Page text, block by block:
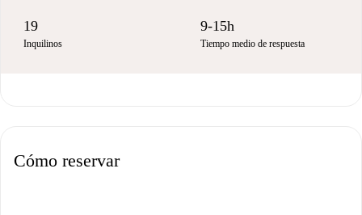
19
Inquilinos
9-15h
Tiempo medio de respuesta
Cómo reservar